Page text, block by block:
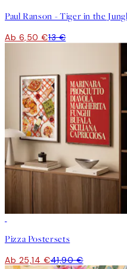
Ab 6,50 €13 €
Pizza Postersets
Ab 25,14 €41,90 €